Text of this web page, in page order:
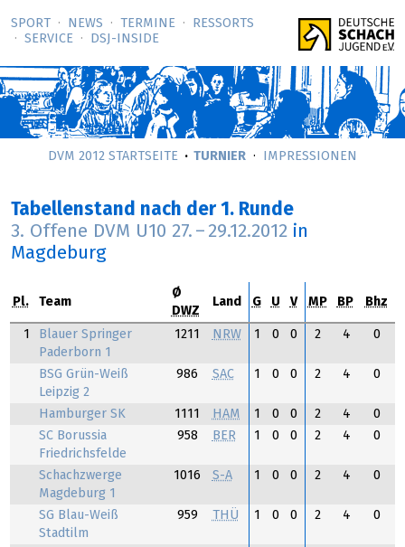
SPORT NEWS TERMINE
RESSORTS
SERVICE
DSJ-­INSIDE
DVM 2012 STARTSEITE TURNIER IMPRESSIONEN
Tabellenstand nach der 1. Runde
3. Offene DVM U10 27. – 29.12.2012 in
Magdeburg
Pl. Team
Ø
DWZ
Land G U V MP BP Bhz
1
Blauer Springer
Paderborn 1
1211 NRW 1 0 0 2 4 0
BSG Grün-Weiß
Leipzig 2
986 SAC 1 0 0 2 4 0
Hamburger SK 1111 HAM 1 0 0 2 4
0
SC Borussia
Friedrichsfelde
958 BER 1 0 0 2 4 0
Schachzwerge
Magdeburg 1
1016 S-A 1 0 0 2 4 0
SG Blau-Weiß
Stadtilm
959 THÜ 1 0 0 2 4 0